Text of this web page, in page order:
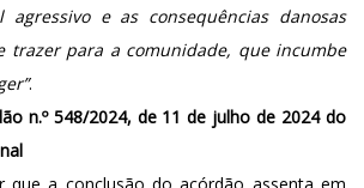
agressivo e as consequências danosas
trazer para a comunidade, que incumbe
.
n.º 548/2024, de 11 de julho de 2024 do